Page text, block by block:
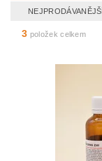
NEJPRODÁVANĚJŠÍ
3 položek celkem